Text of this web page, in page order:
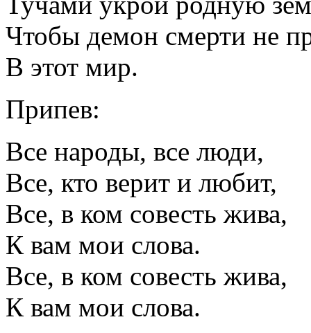
Чтобы демон смерти не
В этот мир.
Припев:
Все народы, все люди,
Все, кто верит и любит,
Все, в ком совесть жива,
К вам мои слова.
Все, в ком совесть жива,
К вам мои слова.